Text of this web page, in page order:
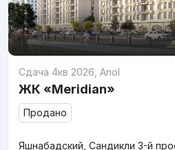
Сдача 4кв 2026 Anol
ЖК «Meridian»
Продано
Яшнабадский, Сандикли 3-й